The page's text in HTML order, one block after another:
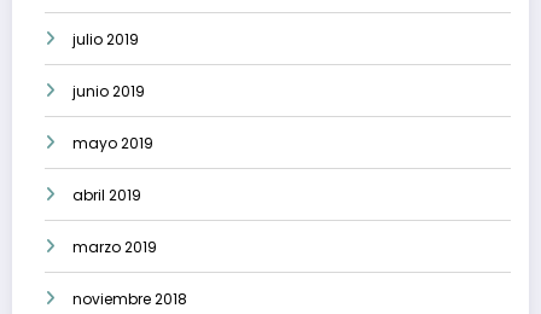
julio 2019
junio 2019
mayo 2019
abril 2019
marzo 2019
noviembre 2018